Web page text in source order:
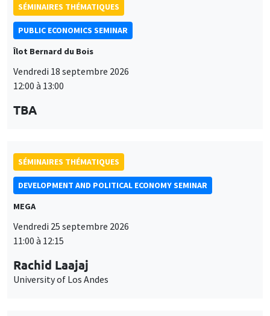
SÉMINAIRES THÉMATIQUES
PUBLIC ECONOMICS SEMINAR
Îlot Bernard du Bois
Vendredi 18 septembre 2026
12:00 à 13:00
TBA
SÉMINAIRES THÉMATIQUES
DEVELOPMENT AND POLITICAL ECONOMY SEMINAR
MEGA
Vendredi 25 septembre 2026
11:00 à 12:15
Rachid Laajaj
University of Los Andes